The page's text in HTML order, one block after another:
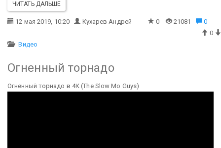
ЧИТАТЬ ДАЛЬШЕ
12 мая 2019, 10:20 Кухарев Андрей 0 21081
0
0
Видео
Огненный торнадо
Огненный торнадо в 4К (The Slow Mo Guys)